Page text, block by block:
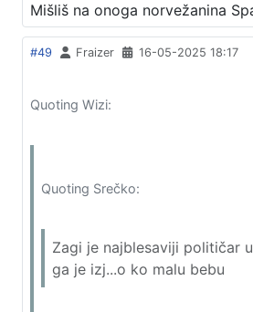
Mišliš na onoga norvežanina
#49 Fraizer 16-05-2025 18:17
Quoting Wizi:
Quoting Srečko:
Zagi je najblesaviji političar
ga je izj...o ko malu bebu